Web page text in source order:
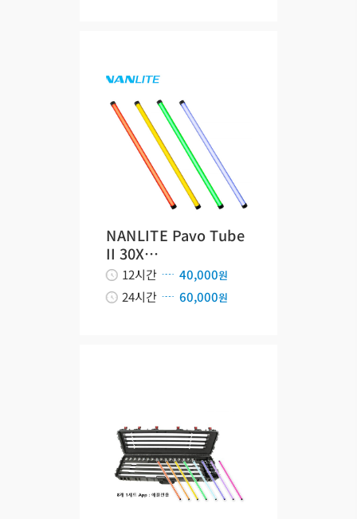
NANLITE Pavo Tube
II 30X…
12시간 40,000원
24시간 60,000원